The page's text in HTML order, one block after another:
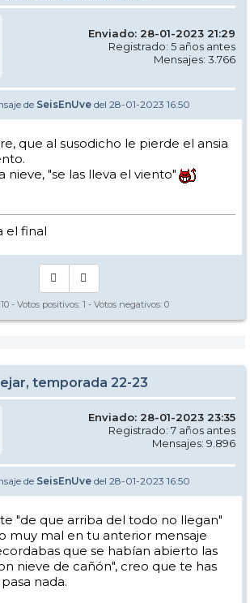
Enviado: 28-01-2023 21:29
Registrado: 5 años antes
Mensajes: 3.766
de SeisEnUve del 28-01-2023 16:50
que al susodicho le pierde el ansia
nieve, "se las lleva el viento"
el final
10 - Votos positivos: 1 - Votos negativos: 0
temporada 22-23
Enviado: 28-01-2023 23:35
Registrado: 7 años antes
Mensajes: 9.896
de SeisEnUve del 28-01-2023 16:50
"de que arriba del todo no llegan"
muy mal en tu anterior mensaje
que se habían abierto las
nieve de cañón", creo que te has
nada.